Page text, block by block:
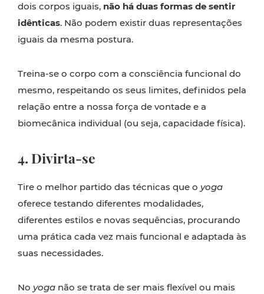
dois corpos iguais, não há duas formas de sentir
idênticas. Não podem existir duas representações
iguais da mesma postura.
Treina-se o corpo com a consciência funcional do
mesmo, respeitando os seus limites, definidos pela
relação entre a nossa força de vontade e a
biomecânica individual (ou seja, capacidade física).
4. Divirta-se
Tire o melhor partido das técnicas que o yoga
oferece testando diferentes modalidades,
diferentes estilos e novas sequências, procurando
uma prática cada vez mais funcional e adaptada às
suas necessidades.
No yoga não se trata de ser mais flexível ou mais